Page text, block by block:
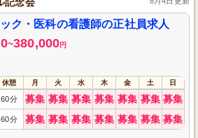
ク・医科の看護師の正社員求人
~380,000円
休憩 月 火 水 木 金 土 日
60分 募集 募集 募集 募集 募集 募集 募集
60分 募集 募集 募集 募集 募集 募集 募集